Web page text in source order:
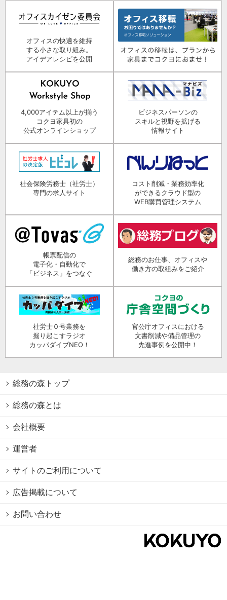
オフィスの快適を維持
する小さな取り組み。
アイデアレシピを公開
4,000アイテム以上が揃う
コクヨ家具初の
公式オンラインショップ
ビジネスパーソンの
スキルと視野を拡げる
情報サイト
社会保険労務士（社労士）
専門の求人サイト
コスト削減・業務効率化
ができるクラウド型の
WEB購買管理システム
帳票配信の
電子化・自動化で
「ビジネス」をつなぐ
総務のお仕事、オフィスや
働き方の取組みをご紹介
社労士０号業務を
掘り起こすラジオ
カッパダイブNEO！
官公庁オフィスにおける
文書削減や備品管理の
先進事例を公開中！
総務の森トップ
総務の森とは
会社概要
運営者
サイトのご利用について
広告掲載について
お問い合わせ